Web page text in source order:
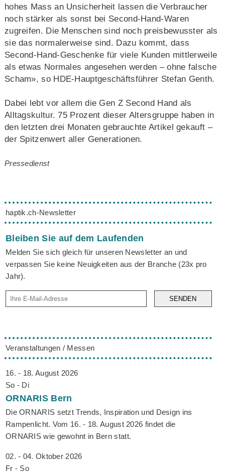
hohes Mass an Unsicherheit lassen die Verbraucher
noch stärker als sonst bei Second-Hand-Waren
zugreifen. Die Menschen sind noch preisbewusster als
sie das normalerweise sind. Dazu kommt, dass
Second-Hand-Geschenke für viele Kunden mittlerweile
als etwas Normales angesehen werden – ohne falsche
Scham», so HDE-Hauptgeschäftsführer Stefan Genth.
Dabei lebt vor allem die Gen Z Second Hand als
Alltagskultur. 75 Prozent dieser Altersgruppe haben in
den letzten drei Monaten gebrauchte Artikel gekauft –
der Spitzenwert aller Generationen.
Pressedienst
haptik.ch-Newsletter
Bleiben Sie auf dem Laufenden
Melden Sie sich gleich für unseren Newsletter an und
verpassen Sie keine Neuigkeiten aus der Branche (23x pro
Jahr).
SENDEN
Veranstaltungen / Messen
16. - 18. August 2026
So - Di
ORNARIS Bern
Die ORNARIS setzt Trends, Inspiration und Design ins
Rampenlicht. Vom 16. - 18. August 2026 findet die
ORNARIS wie gewohnt in Bern statt.
02. - 04. Oktober 2026
Fr - So